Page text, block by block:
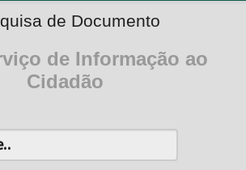
de Documento
de Informação ao
Cidadão